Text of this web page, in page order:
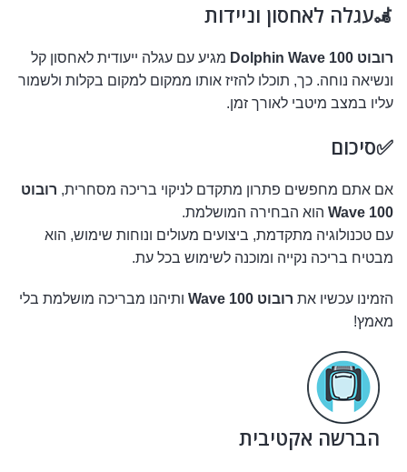
🦼עגלה לאחסון וניידות
רובוט Dolphin Wave 100
מגיע עם עגלה ייעודית לאחסון קל
ונשיאה נוחה. כך, תוכלו להזיז אותו ממקום למקום בקלות ולשמור
עליו במצב מיטבי לאורך זמן.
✅סיכום
אם אתם מחפשים פתרון מתקדם לניקוי בריכה מסחרית, רובוט
Wave 100 הוא הבחירה המושלמת.
עם טכנולוגיה מתקדמת, ביצועים מעולים ונוחות שימוש, הוא
מבטיח בריכה נקייה ומוכנה לשימוש בכל עת.
הזמינו עכשיו את רובוט Wave 100
ותיהנו מבריכה מושלמת בלי
מאמץ!
הברשה אקטיבית